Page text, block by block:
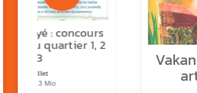
o Gozyé : concours
beau quartier 1, 2
& 3
17 juillet
PDF - 1.3 Mio